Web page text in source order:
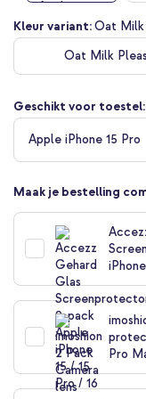
Ga
naar
begin
de
afbeeldingen-
gallerij
Kleur variant:Oat Milk
Oat Milk
Geschikt voor toestel:
Apple iPhone 15 Pro
Maak je bestelling
Pro